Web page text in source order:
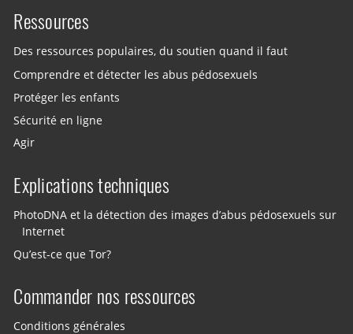
Ressources
Des ressources populaires, du soutien quand il faut
Comprendre et détecter les abus pédosexuels
Protéger les enfants
Sécurité en ligne
Agir
Explications techniques
PhotoDNA et la détection des images d’abus pédosexuels sur
Internet
Qu’est-ce que Tor?
Commander nos ressources
Conditions générales